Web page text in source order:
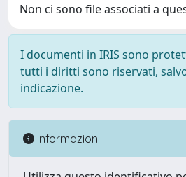
Non ci sono file associati a
I documenti in IRIS sono
tutti i diritti sono riservati,
indicazione.
Informazioni